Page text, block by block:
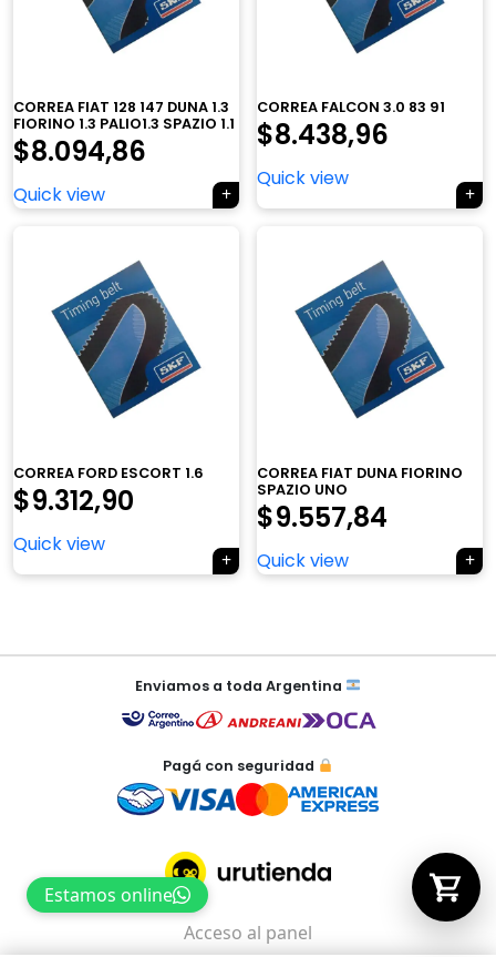
CORREA FIAT 128 147 DUNA 1.3
FIORINO 1.3 PALIO1.3 SPAZIO 1.1
$8.094,86
Quick view
CORREA FALCON 3.0 83 91
$8.438,96
Quick view
CORREA FORD ESCORT 1.6
$9.312,90
Quick view
CORREA FIAT DUNA FIORINO
SPAZIO UNO
$9.557,84
Quick view
entradas
Enviamos a toda Argentina
Pagá con seguridad
Acceso al panel
Estamos online
Tu carrito está vacío.